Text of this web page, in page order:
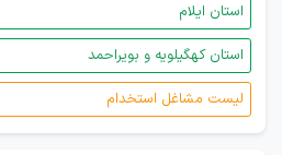
استان ایلام
استان کهگیلویه و بویراحمد
لیست مشاغل استخدام